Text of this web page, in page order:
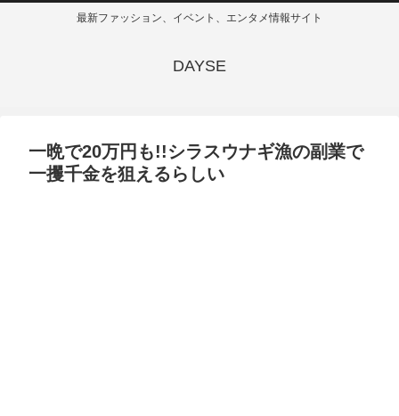
最新ファッション、イベント、エンタメ情報サイト
DAYSE
一晩で20万円も!!シラスウナギ漁の副業で
一攫千金を狙えるらしい